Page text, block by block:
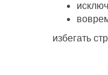
избегать